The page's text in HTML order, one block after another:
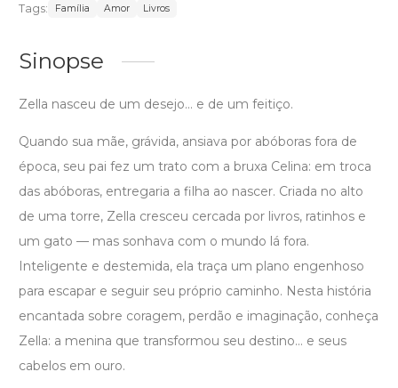
Tags: Família Amor Livros
Sinopse
Zella nasceu de um desejo… e de um feitiço.
Quando sua mãe, grávida, ansiava por abóboras fora de
época, seu pai fez um trato com a bruxa Celina: em troca
das abóboras, entregaria a filha ao nascer. Criada no alto
de uma torre, Zella cresceu cercada por livros, ratinhos e
um gato — mas sonhava com o mundo lá fora.
Inteligente e destemida, ela traça um plano engenhoso
para escapar e seguir seu próprio caminho. Nesta história
encantada sobre coragem, perdão e imaginação, conheça
Zella: a menina que transformou seu destino… e seus
cabelos em ouro.